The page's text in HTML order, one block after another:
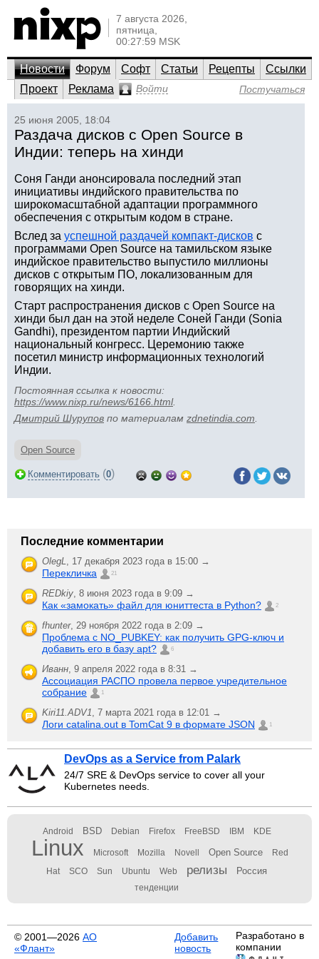
7 августа 2026,
пятница,
00:27:59 MSK
Новости Форум Софт Статьи Рецепты
Ссылки
Проект
Реклама Войти Постучаться
25 июня 2005, 18:04
Раздача дисков с Open Source в
Индии: теперь на хинди
Соня Ганди анонсировала последний этап
инициативы индийского правительства по
широкомасштабной адаптации программного
обеспечения с открытым кодом в стране.
Вслед за успешной раздачей компакт-дисков с
программами Open Source на тамильском языке
индийское правительство выпустило миллионы
дисков с открытым ПО, локализованным для
говорящих на хинди.
Старт распространения дисков с Open Source на
хинди был дан на этой неделе Соней Ганди (Sonia
Gandhi), президентом партии Индийский
национальный конгресс. Церемонию также
посетил министр информационных технологий
Индии.
Постоянная ссылка к новости:
https://www.nixp.ru/news/6166.html.
Дмитрий Шурупов по материалам zdnetindia.com
Open Source
Комментировать (0)
Последние комментарии
OlegL, 17 декабря 2023 года в 15:00 →
Перекличка 21
REDkiy, 8 июня 2023 года в 9:09 →
Как «замокать» файл для юниттеста в Python? 2
fhunter, 29 ноября 2022 года в 2:09 →
Проблема с NO_PUBKEY: как получить GPG-ключ и
добавить его в базу apt?
6
Иванн, 9 апреля 2022 года в 8:31 →
Ассоциация РАСПО провела первое учредительное
собрание
1
Kiri11.ADV1, 7 марта 2021 года в 12:01 →
Логи catalina.out в TomCat 9 в формате JSON 1
DevOps as a Service from Palark
24/7 SRE & DevOps service to cover all your
Kubernetes needs.
Android BSD Debian Firefox FreeBSD IBM KDE
Linux Microsoft Mozilla Novell Open Source Red
Hat SCO Sun Ubuntu Web релизы Россия
тенденции
© 2001—2026 АО
«Флант»
Добавить
новость
Разработано в
компании